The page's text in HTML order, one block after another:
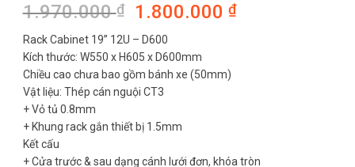
1.970.000₫
Giá
gốc
là:
1.970.000 ₫.
1.800.000 ₫Giá
Rack Cabinet 19” 12U – D600
Kích thước: W550 x H605 x D600mm
Chiều cao chưa bao gồm bánh xe (50mm)
Vật liệu: Thép cán nguội CT3
+ Vỏ tủ 0.8mm
+ Khung rack gắn thiết bị 1.5mm
Kết cấu
+ Cửa trước & sau dạng cánh lưới đơn, khóa tròn